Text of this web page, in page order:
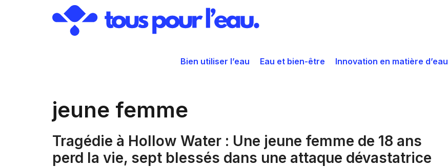
Bien utiliser l’eau Eau et bien-être Innovation en matière d’eau
jeune femme
Tragédie à Hollow Water : Une jeune femme de 18 ans
perd la vie, sept blessés dans une attaque dévastatrice